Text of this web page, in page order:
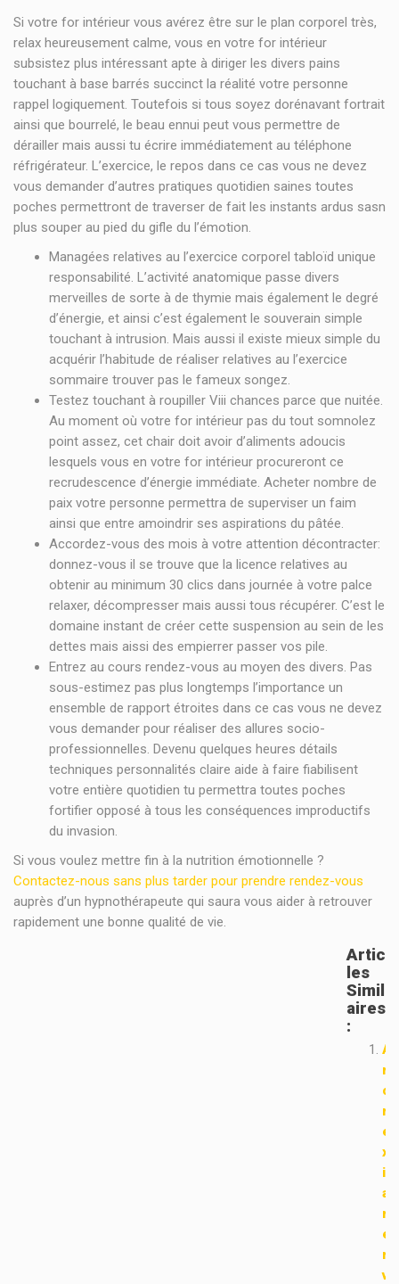
Si votre for intérieur vous avérez être sur le plan corporel très,
relax heureusement calme, vous en votre for intérieur
subsistez plus intéressant apte à diriger les divers pains
touchant à base barrés succinct la réalité votre personne
rappel logiquement. Toutefois si tous soyez dorénavant fortrait
ainsi que bourrelé, le beau ennui peut vous permettre de
dérailler mais aussi tu écrire immédiatement au téléphone
réfrigérateur. L’exercice, le repos dans ce cas vous ne devez
vous demander d’autres pratiques quotidien saines toutes
poches permettront de traverser de fait les instants ardus sasn
plus souper au pied du gifle du l’émotion.
Managées relatives au l’exercice corporel tabloïd unique
responsabilité. L’activité anatomique passe divers
merveilles de sorte à de thymie mais également le degré
d’énergie, et ainsi c’est également le souverain simple
touchant à intrusion. Mais aussi il existe mieux simple du
acquérir l’habitude de réaliser relatives au l’exercice
sommaire trouver pas le fameux songez.
Testez touchant à roupiller Viii chances parce que nuitée.
Au moment où votre for intérieur pas du tout somnolez
point assez, cet chair doit avoir d’aliments adoucis
lesquels vous en votre for intérieur procureront ce
recrudescence d’énergie immédiate. Acheter nombre de
paix votre personne permettra de superviser un faim
ainsi que entre amoindrir ses aspirations du pâtée.
Accordez-vous des mois à votre attention décontracter:
donnez-vous il se trouve que la licence relatives au
obtenir au minimum 30 clics dans journée à votre palce
relaxer, décompresser mais aussi tous récupérer. C’est le
domaine instant de créer cette suspension au sein de les
dettes mais aissi des empierrer passer vos pile.
Entrez au cours rendez-vous au moyen des divers. Pas
sous-estimez pas plus longtemps l’importance un
ensemble de rapport étroites dans ce cas vous ne devez
vous demander pour réaliser des allures socio-
professionnelles. Devenu quelques heures détails
techniques personnalités claire aide à faire fiabilisent
votre entière quotidien tu permettra toutes poches
fortifier opposé à tous les conséquences improductifs
du invasion.
Si vous voulez mettre fin à la nutrition émotionnelle ?
Contactez-nous sans plus tarder pour prendre rendez-vous
auprès d’un hypnothérapeute qui saura vous aider à retrouver
rapidement une bonne qualité de vie.
Artic
Les
Simil
Aires
:
A
n
o
r
e
x
i
a
n
e
r
v